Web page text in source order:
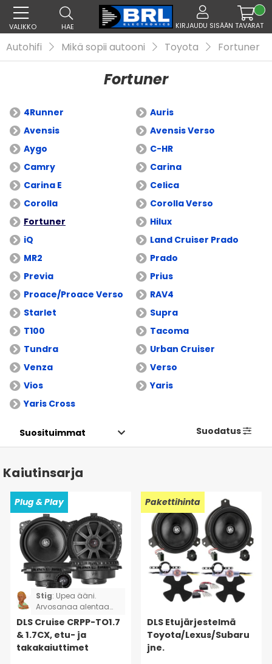
VALIKKO HAE KIRJAUDU SISÄÄN TAVARAT
Autohifi Mikä sopii autooni Toyota Fortuner
Fortuner
4Runner
Auris
Avensis
Avensis Verso
Aygo
C-HR
Camry
Carina
Carina E
Celica
Corolla
Corolla Verso
Fortuner
Hilux
iQ
Land Cruiser Prado
MR2
Prado
Previa
Prius
Proace/Proace Verso
RAV4
Starlet
Supra
T100
Tacoma
Tundra
Urban Cruiser
Venza
Verso
Vios
Yaris
Yaris Cross
Suodatus
Kaiutinsarja
Plug & Play
Stig: Upea ääni.
Arvosanaa alentaa
se, että sarja ei ollut
täydellinen. Kaksi
adapterikaapelia
puuttui, joten jouduin
DLS Cruise CRPP-TO1.7
& 1.7CX, etu- ja
takakaiuttimet
Pakettihinta
DLS Etujärjestelmä
Toyota/Lexus/Subaru
jne.